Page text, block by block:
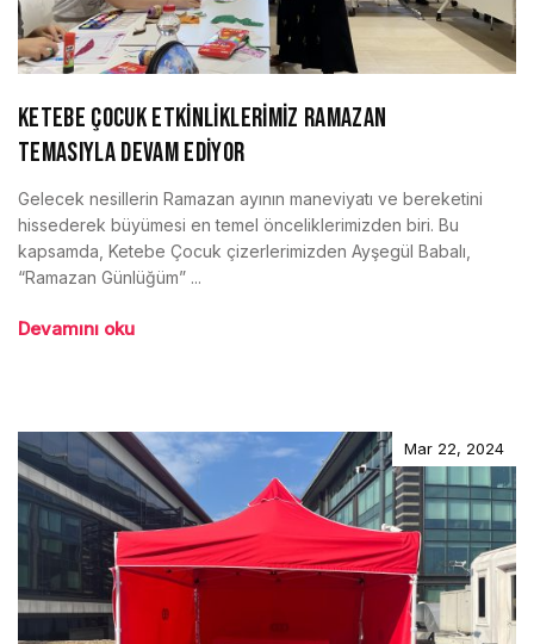
KETEBE ÇOCUK ETKİNLİKLERİMİZ RAMAZAN
TEMASIYLA DEVAM EDİYOR
Gelecek nesillerin Ramazan ayının maneviyatı ve bereketini
hissederek büyümesi en temel önceliklerimizden biri. Bu
kapsamda, Ketebe Çocuk çizerlerimizden Ayşegül Babalı,
“Ramazan Günlüğüm” ...
Devamını oku
Mar 22, 2024